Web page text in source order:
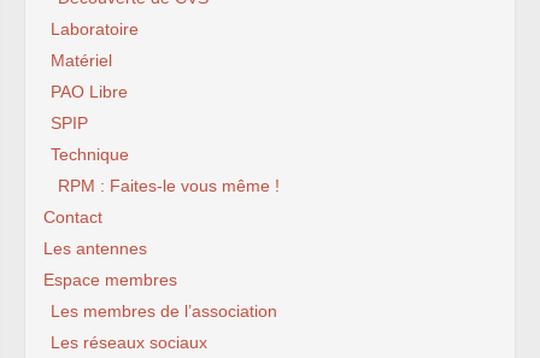
Laboratoire
Matériel
PAO Libre
SPIP
Technique
RPM : Faites-le vous même !
Contact
Les antennes
Espace membres
Les membres de l’association
Les réseaux sociaux